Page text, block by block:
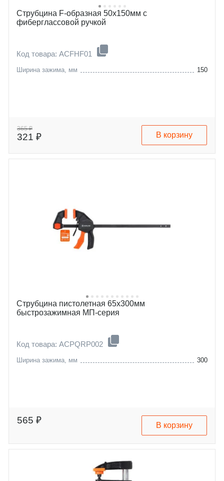
Струбцина F-образная 50х150мм с
фиберглассовой ручкой
Код товара: ACFHF01
Ширина зажима, мм 150
365 ₽
321 ₽ В корзину
Струбцина пистолетная 65х300мм
быстрозажимная МП-серия
Код товара: ACPQRP002
Ширина зажима, мм 300
565 ₽ В корзину